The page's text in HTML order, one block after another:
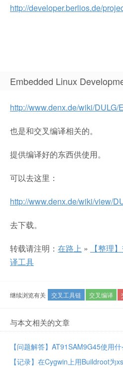
http://developer.berlios.de/
Embedded Linux
http://www.denx.de/wiki/DULG/
也是和交叉编译相关的。
提供编译好的东西供使用。
可以去这里：
http://www.denx.de/wiki/view/
去下载。
转载请注明： 在路上 »
【整理
译工具
继续浏览有关 交叉工具链 交叉编译
与本文相关的文章
【问题解答】AT91SAM9G45使用
【记录】在Cygwin上用Buildroot为